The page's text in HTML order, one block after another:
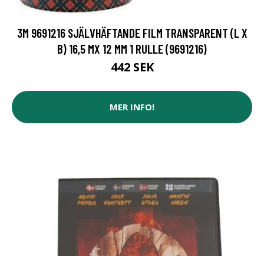
3M 9691216 SJÄLVHÄFTANDE FILM TRANSPARENT (L X
B) 16,5 MX 12 MM 1 RULLE (9691216)
442 SEK
MER INFO!